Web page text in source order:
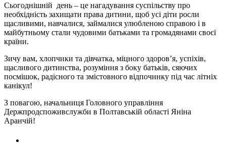
Сьогоднішній день – це нагадування суспільству про
необхідність захищати права дитини, щоб усі діти росли
щасливими, навчалися, займалися улюбленою справою і в
майбутньому стали чудовими батьками та громадянами своєї
країни.
Зичу вам, хлопчики та дівчатка, міцного здоров’я, успіхів,
щасливого дитинства, розуміння з боку батьків, сяючих
посмішок, радісного та змістовного відпочинку під час літніх
канікул!
З повагою, начальниця Головного управління
Держпродспоживслужби в Полтавській області Яніна
Аранчій!